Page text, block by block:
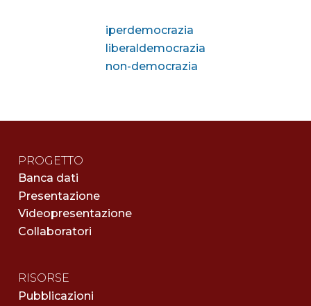
iperdemocrazia
liberaldemocrazia
non-democrazia
PROGETTO
Banca dati
Presentazione
Videopresentazione
Collaboratori
RISORSE
Pubblicazioni